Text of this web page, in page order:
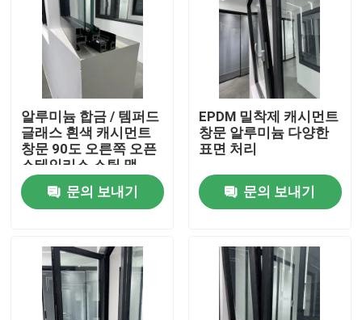
집
제품
비디오
우리에 대하여
알루미늄 합금 / 템퍼드
글래스 흰색 캐시먼트
창문 90도 오른쪽 오픈
스테인리스 스틸 맷
문의 보내기
EPDM 밀착제 캐시먼트
창문 알루미늄 다양한
표면 처리
문의 보내기